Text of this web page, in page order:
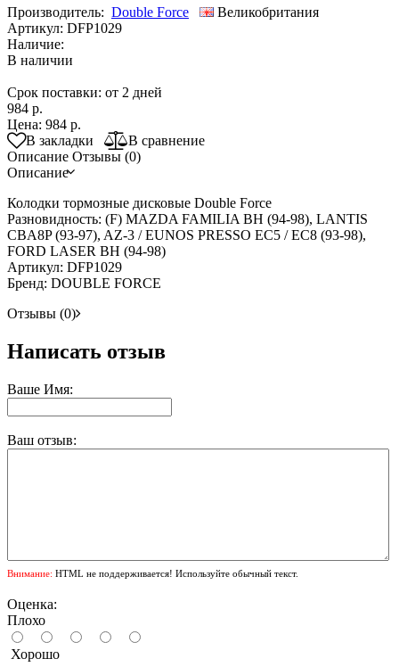
Производитель: Double Force
Великобритания
Артикул: DFP1029
Наличие:
В наличии
Срок поставки: от 2 дней
984 р.
Цена: 984 р.
В закладки
В сравнение
Описание Отзывы (0)
Описание
Колодки тормозные дисковые Double Force
Разновидность: (F) MAZDA FAMILIA BH (94-98), LANTIS
CBA8P (93-97), AZ-3 / EUNOS PRESSO EC5 / EC8 (93-98),
FORD LASER BH (94-98)
Артикул: DFP1029
Бренд: DOUBLE FORCE
Отзывы (0)
Написать отзыв
Ваше Имя:
Ваш отзыв:
Внимание: HTML не поддерживается! Используйте обычный текст.
Оценка:
Плохо
Хорошо